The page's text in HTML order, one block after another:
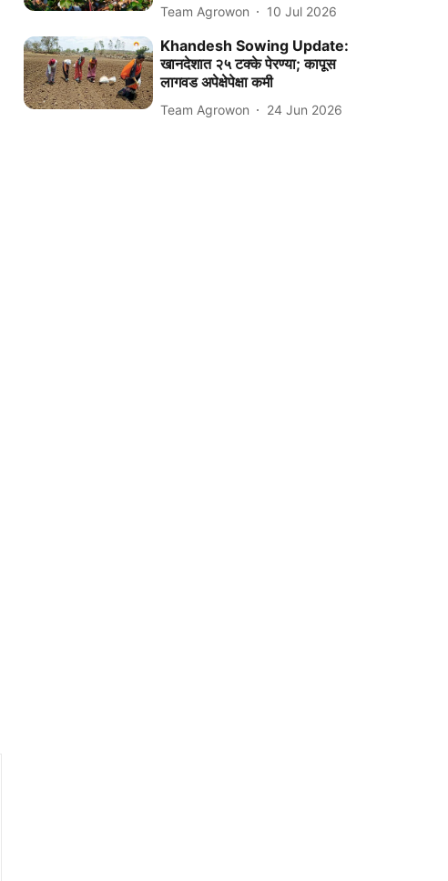
Team Agrowon 10 Jul 2026
Khandesh Sowing Update:
खानदेशात २५ टक्के पेरण्या; कापूस
लागवड अपेक्षेपेक्षा कमी
Team Agrowon 24 Jun 2026